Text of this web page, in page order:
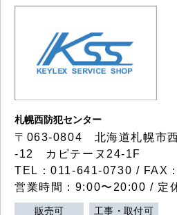
札幌西防犯センター
〒063-0804 北海道札幌市
-12 カピテーヌ24-1F
TEL：011-641-0730 / FAX
営業時間：9:00〜20:00 / 定
販売可 工事・取付可